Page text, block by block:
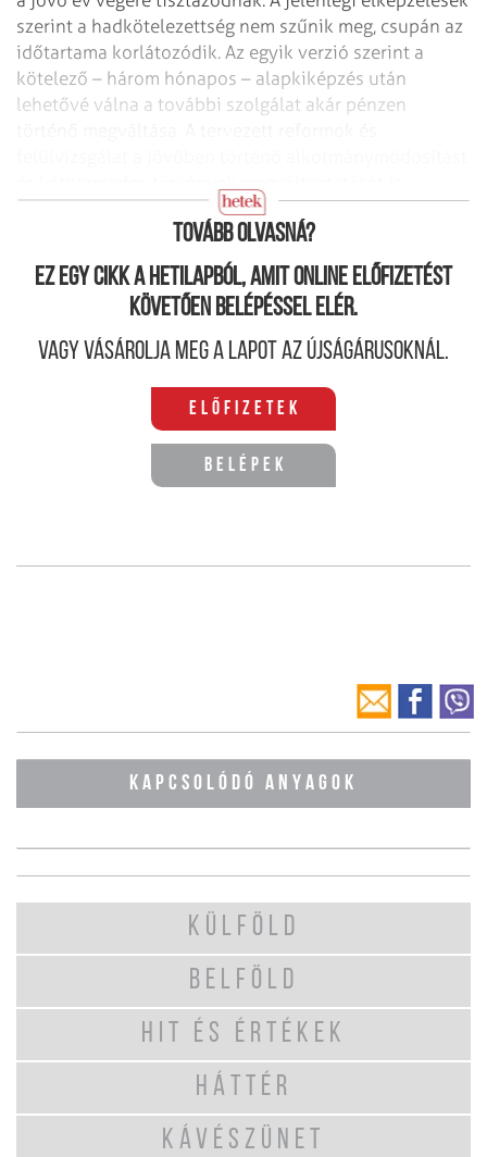
szerint a hadkötelezettség nem szűnik meg, csupán az
időtartama korlátozódik. Az egyik verzió szerint a
kötelező – három hónapos – alapkiképzés után
lehetővé válna a további szolgálat akár pénzen
szükségessé teszik.
Tovább olvasná?
Ez egy cikk a hetilapból, amit online előfizetést
követően belépéssel elér.
Vagy vásárolja meg a lapot az újságárusoknál.
Előfizetek
Belépek
KAPCSOLÓDÓ ANYAGOK
KÜLFÖLD
BELFÖLD
HIT ÉS ÉRTÉKEK
HÁTTÉR
KÁVÉSZÜNET